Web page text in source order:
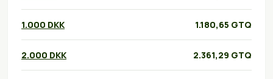
1.000 DKK 1.180,65 GTQ
2.000 DKK 2.361,29 GTQ